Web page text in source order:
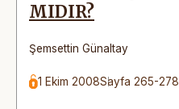
MIDIR?
Şemsettin Günaltay
1 Ekim 2008Sayfa 265-278